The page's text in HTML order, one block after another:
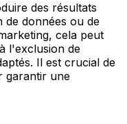
des résultats
de données ou de
cela peut
l'exclusion de
Il est crucial de
garantir une